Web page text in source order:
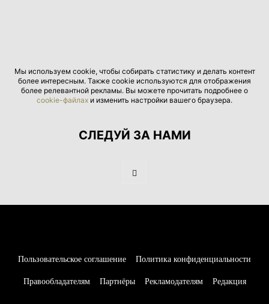
Мы используем cookie, чтобы собирать статистику и делать контент
более интересным. Также cookie используются для отображения
более релевантной рекламы. Вы можете прочитать подробнее о
cookie-файлах и изменить настройки вашего браузера.
СЛЕДУЙ ЗА НАМИ
Пользовательское соглашение Политика конфиденциальности
Правообладателям Партнёры Рекламодателям Редакция